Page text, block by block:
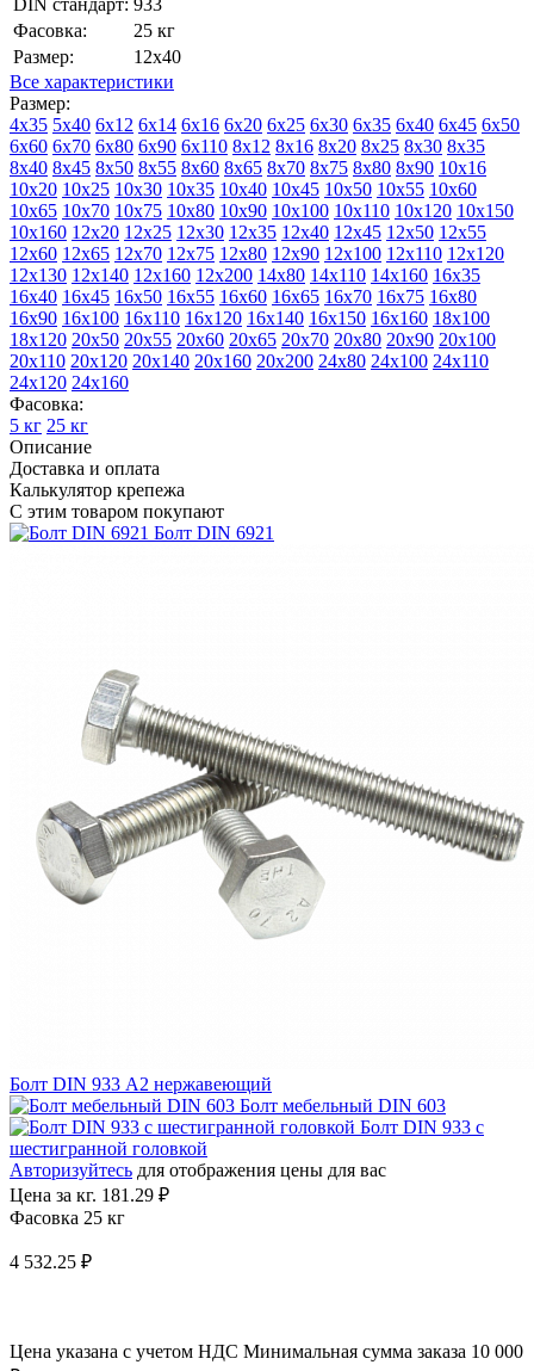
Фасовка:
25 кг
Размер:
12х40
Все характеристики
Размер:
4х35 5х40 6х12 6х14 6х16 6х20 6х25 6х30 6х35 6х40 6х45 6х50
6х60 6х70 6х80 6х90 6х110 8х12 8х16 8х20 8х25 8х30 8х35
8х40 8х45 8х50 8х55 8х60 8х65 8х70 8х75 8х80 8х90 10х16
10х20 10х25 10х30 10х35 10х40 10х45 10х50 10х55 10х60
10х65 10х70 10х75 10х80 10х90 10х100 10х110 10х120 10х150
10х160 12х20 12х25 12х30 12х35 12х40 12х45 12х50 12х55
12х60 12х65 12х70 12х75 12х80 12х90 12х100 12х110 12х120
12х130 12х140 12х160 12х200 14х80 14х110 14х160 16х35
16х40 16х45 16х50 16х55 16х60 16х65 16х70 16х75 16х80
16х90 16х100 16х110 16х120 16х140 16х150 16х160 18х100
18х120 20х50 20х55 20х60 20х65 20х70 20х80 20х90 20х100
20х110 20х120 20х140 20х160 20х200 24х80 24х100 24х110
24х120 24х160
Фасовка:
5 кг 25 кг
Описание
Доставка и оплата
Калькулятор крепежа
С этим товаром покупают
Болт DIN 6921
Болт DIN 933 A2 нержавеющий
Болт мебельный DIN 603
Болт DIN 933 с
шестигранной головкой
Авторизуйтесь для отображения цены для вас
Цена за кг. 181.29 ₽
Фасовка 25 кг
4 532.25 ₽
Цена указана с учетом НДС Минимальная сумма заказа 10 000